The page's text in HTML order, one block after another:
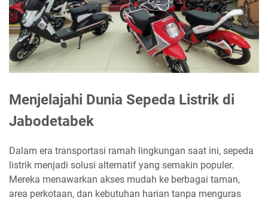
Menjelajahi Dunia Sepeda Listrik di
Jabodetabek
Dalam era transportasi ramah lingkungan saat ini, sepeda
listrik menjadi solusi alternatif yang semakin populer.
Mereka menawarkan akses mudah ke berbagai taman,
area perkotaan, dan kebutuhan harian tanpa menguras